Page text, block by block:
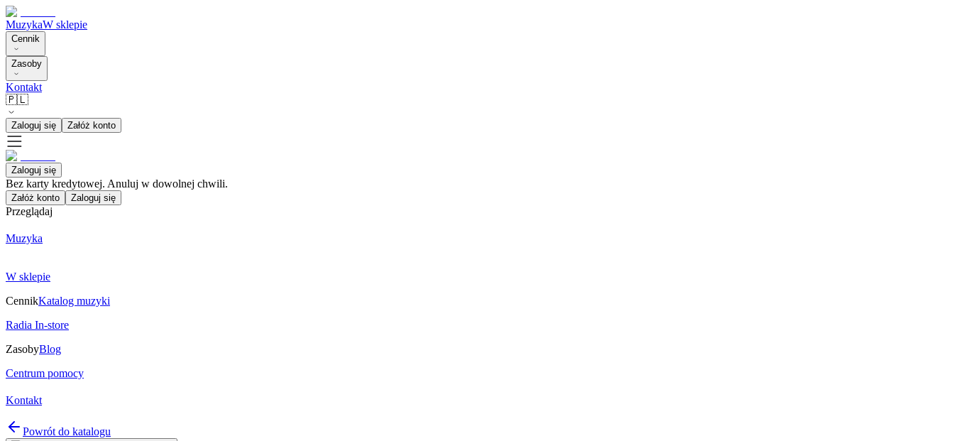
MuzykaW sklepie
Cennik
Zasoby
Kontakt
🇵🇱
Zaloguj się Załóż konto
Zaloguj się
Bez karty kredytowej. Anuluj w dowolnej chwili.
Załóż konto Zaloguj się
Przeglądaj
Muzyka
W sklepie
CennikKatalog muzyki
Radia In-store
ZasobyBlog
Centrum pomocy
Kontakt
Powrót do katalogu